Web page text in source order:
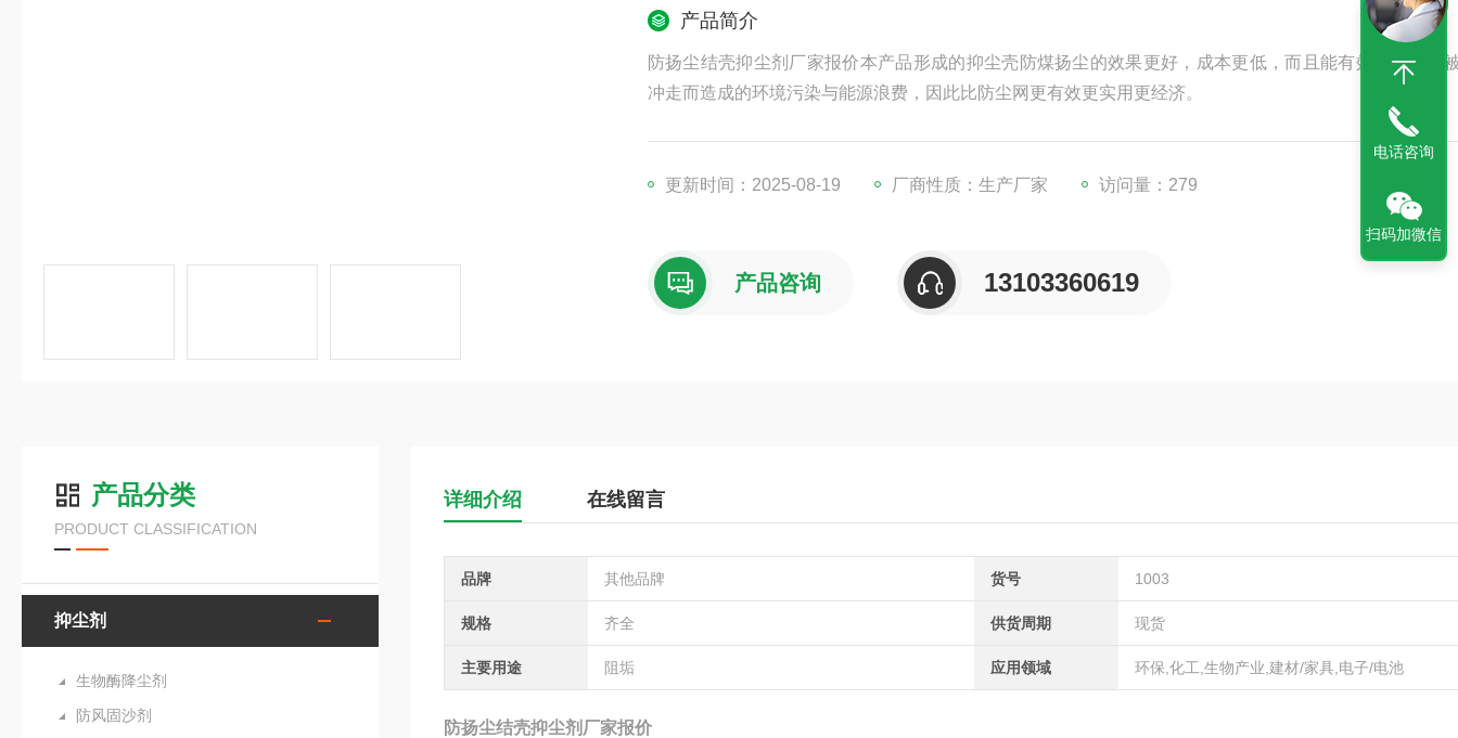
产品简介
防扬尘结壳抑尘剂厂家报价本产品形成的抑尘壳防煤扬尘的效果更好，成本更低，而且能有效防止煤粉
冲走而造成的环境污染与能源浪费，因此比防尘网更有效更实用更经济。
更新时间：2025-08-19 厂商性质：生产厂家 访问量：279
产品咨询 13103360619
产品分类
PRODUCT CLASSIFICATION
抑尘剂
生物酶降尘剂
防风固沙剂
详细介绍 在线留言
品牌 其他品牌 货号 1003
规格 齐全 供货周期 现货
主要用途 阻垢 应用领域 环保,化工,生物产业,建材/家具,电子/电池
防扬尘结壳抑尘剂厂家报价
电话咨询
扫码加微信